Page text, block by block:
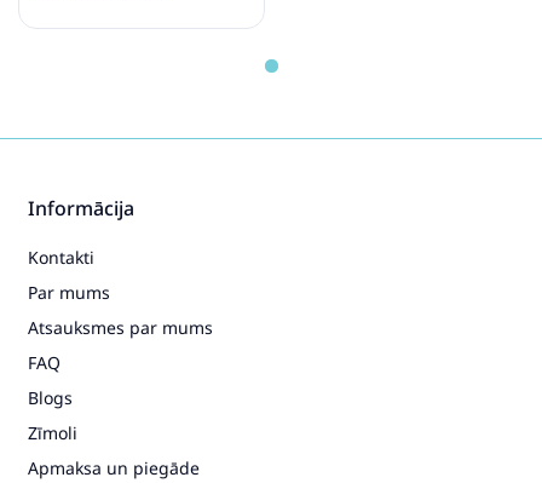
Informācija
Kontakti
Par mums
Atsauksmes par mums
FAQ
Blogs
Zīmoli
Apmaksa un piegāde